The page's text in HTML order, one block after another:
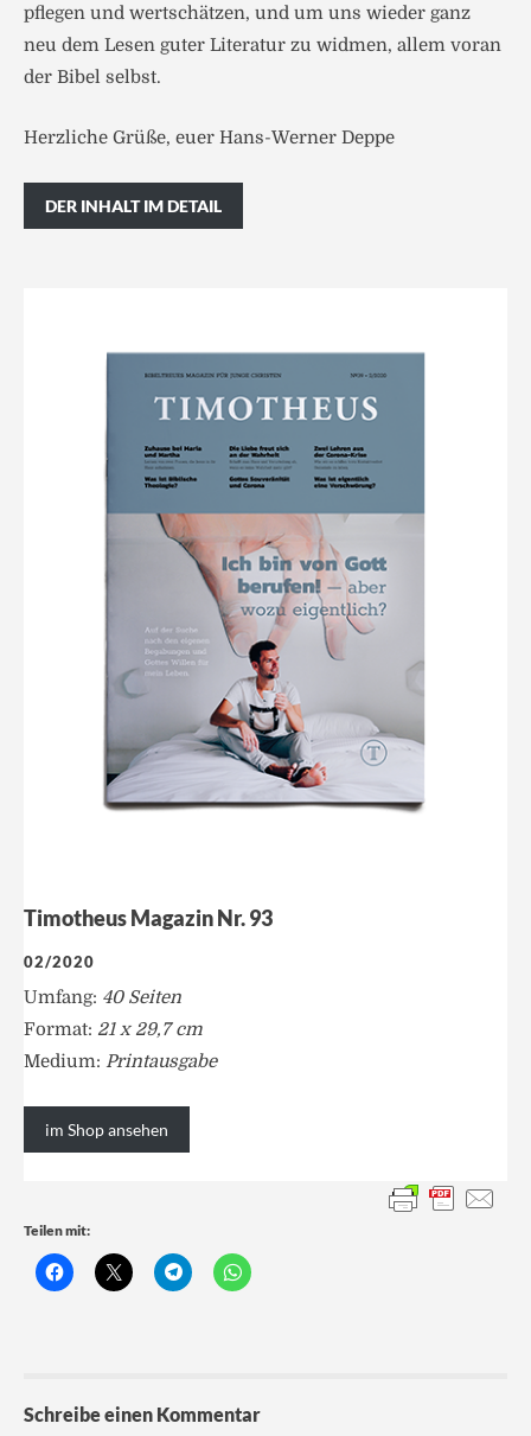
pflegen und wertschätzen, und um uns wieder ganz
neu dem Lesen guter Literatur zu widmen, allem voran
der Bibel selbst.
Herzliche Grüße, euer Hans-Werner Deppe
DER INHALT IM DETAIL
Timotheus Magazin Nr. 93
02/2020
Umfang: 40 Seiten
Format: 21 x 29,7 cm
Medium: Printausgabe
im Shop ansehen
Teilen mit:
Schreibe einen Kommentar